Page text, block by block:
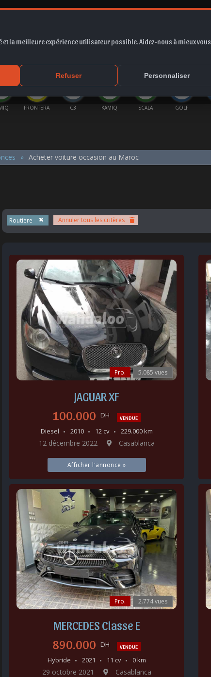
la meilleure expérience utilisateur possible. Aidez-nous à mieux vous
Refuser Personnaliser
FRONTERA C3 KAMIQ SCALA GOLF
Acheter voiture occasion au Maroc
Routière Annuler tous les critères
Pro. 5.085 vues
JAGUAR XF
100.000 DH VENDUE
Diesel 2010 12 cv 229.000 km
12 décembre 2022 Casablanca
Afficher l'annonce »
Pro. 2.774 vues
MERCEDES Classe E
890.000 DH VENDUE
Hybride 2021 11 cv 0 km
29 octobre 2021 Casablanca